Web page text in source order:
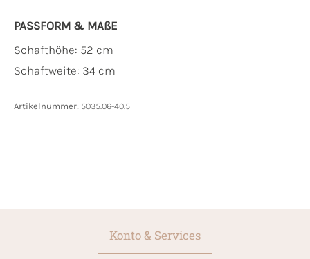
PASSFORM & MAẞE
Schafthöhe: 52 cm
Schaftweite: 34 cm
Artikelnummer: 5035.06-40.5
Konto & Services